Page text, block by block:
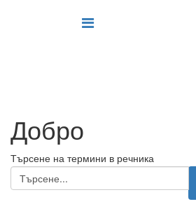
Добро
Търсене на термини в речника